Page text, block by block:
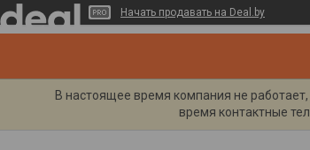
Начать продавать на Deal.by
В настоящее время компания не
время контактные